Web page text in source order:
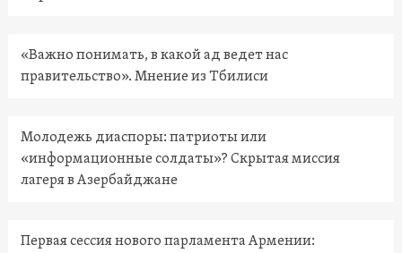
«Важно понимать, в какой ад ведет нас
правительство». Мнение из Тбилиси
Молодежь диаспоры: патриоты или
«информационные солдаты»? Скрытая миссия
лагеря в Азербайджане
Первая сессия нового парламента Армении: